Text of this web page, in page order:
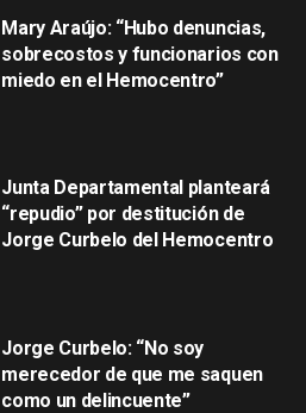
Mary Araújo: “Hubo denuncias,
sobrecostos y funcionarios con
miedo en el Hemocentro”
Junta Departamental planteará
“repudio” por destitución de
Jorge Curbelo del Hemocentro
Jorge Curbelo: “No soy
merecedor de que me saquen
como un delincuente”